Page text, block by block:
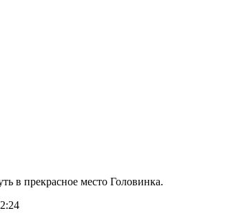
в прекрасное место Головинка.